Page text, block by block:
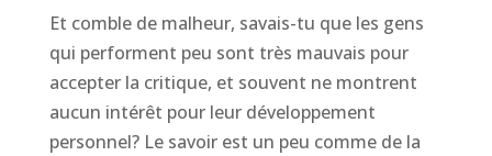
Et comble de malheur, savais-tu que les gens
qui performent peu sont très mauvais pour
accepter la critique, et souvent ne montrent
aucun intérêt pour leur développement
personnel? Le savoir est un peu comme de la